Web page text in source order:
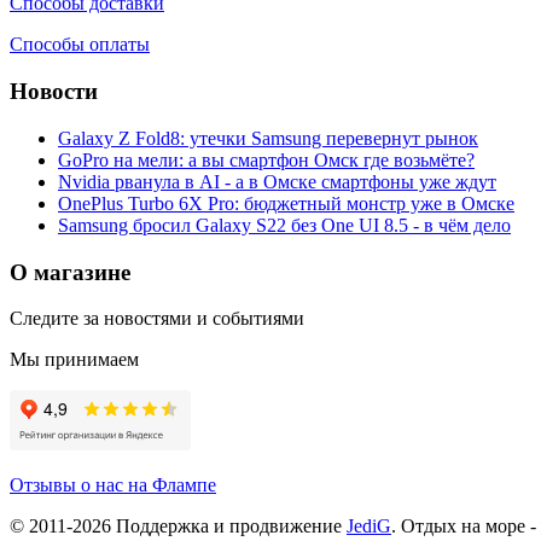
Способы оплаты
Новости
Galaxy Z Fold8: утечки Samsung перевернут рынок
GoPro на мели: а вы смартфон Омск где возьмёте?
Nvidia рванула в AI - а в Омске смартфоны уже ждут
OnePlus Turbo 6X Pro: бюджетный монстр уже в Омске
Samsung бросил Galaxy S22 без One UI 8.5 - в чём дело
О магазине
Следите за новостями и событиями
Мы принимаем
Отзывы о нас на Флампе
© 2011-2026 Поддержка и продвижение JediG. Отдых на море -